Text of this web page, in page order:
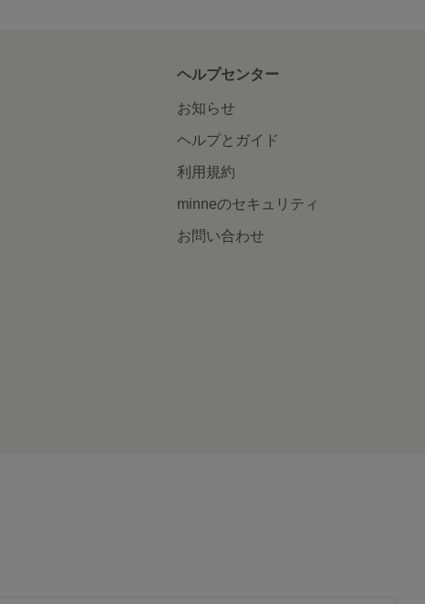
ヘルプセンター
お知らせ
ヘルプとガイド
利用規約
minneのセキュリティ
お問い合わせ